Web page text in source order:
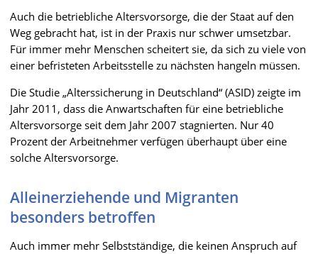
Auch die betriebliche Altersvorsorge, die der Staat auf den
Weg gebracht hat, ist in der Praxis nur schwer umsetzbar.
Für immer mehr Menschen scheitert sie, da sich zu viele von
einer befristeten Arbeitsstelle zu nächsten hangeln müssen.
Die Studie „Alterssicherung in Deutschland“ (ASID) zeigte im
Jahr 2011, dass die Anwartschaften für eine betriebliche
Altersvorsorge seit dem Jahr 2007 stagnierten. Nur 40
Prozent der Arbeitnehmer verfügen überhaupt über eine
solche Altersvorsorge.
Alleinerziehende und Migranten
besonders betroffen
Auch immer mehr Selbstständige, die keinen Anspruch auf